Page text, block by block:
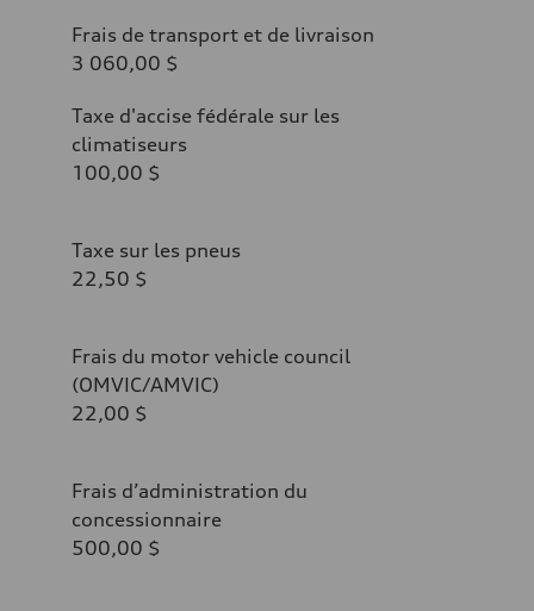
Frais de transport et de livraison
3 060,00 $
Taxe d'accise fédérale sur les
climatiseurs
100,00 $
Taxe sur les pneus
22,50 $
Frais du motor vehicle council
(OMVIC/AMVIC)
22,00 $
Frais d’administration du
concessionnaire
500,00 $